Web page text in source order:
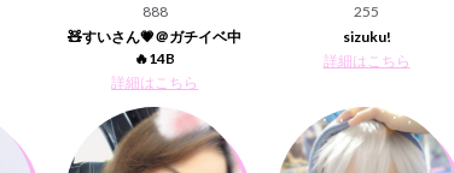
888
🧸すいさん💗＠ガチイベ中
🔥14B
詳細はこちら
255
sizuku!
詳細はこちら